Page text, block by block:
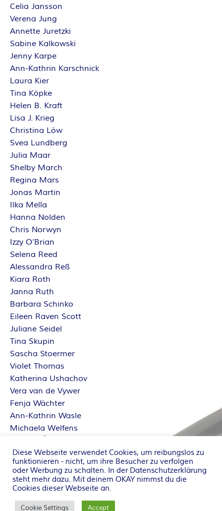
Celia Jansson
Verena Jung
Annette Juretzki
Sabine Kalkowski
Jenny Karpe
Ann-Kathrin Karschnick
Laura Kier
Tina Köpke
Helen B. Kraft
Lisa J. Krieg
Christina Löw
Svea Lundberg
Julia Maar
Shelby March
Regina Mars
Jonas Martin
Ilka Mella
Hanna Nolden
Chris Norwyn
Izzy O’Brian
Selena Reed
Alessandra Reß
Kiara Roth
Janna Ruth
Barbara Schinko
Eileen Raven Scott
Juliane Seidel
Tina Skupin
Sascha Stoermer
Violet Thomas
Katherina Ushachov
Vera van de Vywer
Fenja Wächter
Ann-Kathrin Wasle
Michaela Welfens
Dorothe Zürcher
Hintergrundbild: Tintenfass © birgitH /
Diese Webseite verwendet Cookies, um reibungslos zu
funktionieren - nicht, um ihre Besucher zu verfolgen
oder Werbung zu schalten. In der Datenschutzerklärung
steht mehr dazu. Mit deinem OKAY nimmst du die
Cookies dieser Webseite an.
Cookie Settings Accept